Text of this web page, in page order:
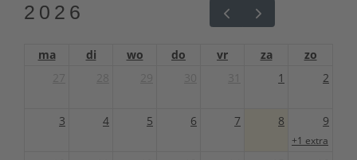
2026
ma di wo do vr za
zo
1 2
3 4 5 6 7 8 9
+1 extra